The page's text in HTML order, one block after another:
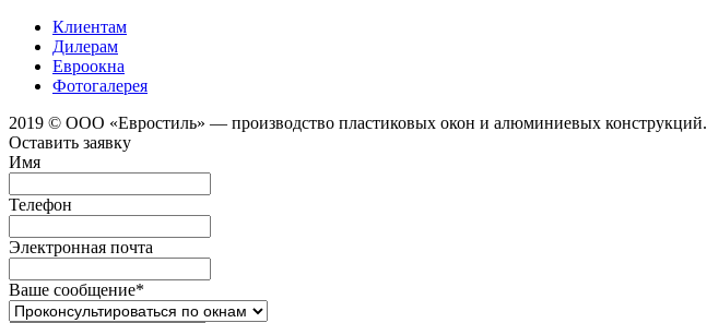
Клиентам
Дилерам
Евроокна
Фотогалерея
2019 © ООО «Евростиль» — производство пластиковых окон и алюминиевых конструкций.
Оставить заявку
Имя
Телефон
Электронная почта
Ваше сообщение*